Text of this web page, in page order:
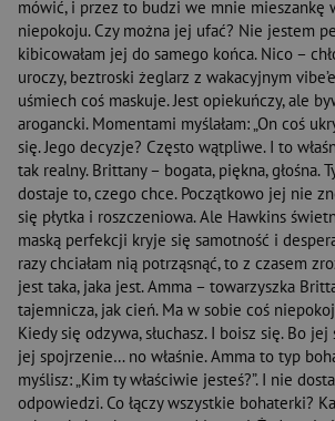
mówić, i przez to budzi we mnie mieszankę
niepokoju. Czy można jej ufać? Nie jestem
kibicowałam jej do samego końca. Nico –
uroczy, beztroski żeglarz z wakacyjnym
uśmiech coś maskuje. Jest opiekuńczy, ale
arogancki. Momentami myślałam: „On coś
się. Jego decyzje? Często wątpliwe. I to
tak realny. Brittany – bogata, piękna, głośna.
dostaje to, czego chce. Początkowo jej nie
się płytka i roszczeniowa. Ale Hawkins
maską perfekcji kryje się samotność i
razy chciałam nią potrząsnąć, to z czasem
jest taka, jaka jest. Amma – towarzyszka
tajemnicza, jak cień. Ma w sobie coś
Kiedy się odzywa, słuchasz. I boisz się. Bo jej
jej spojrzenie… no właśnie. Amma to typ
myślisz: „Kim ty właściwie jesteś?”. I nie
odpowiedzi. Co łączy wszystkie bohaterki?